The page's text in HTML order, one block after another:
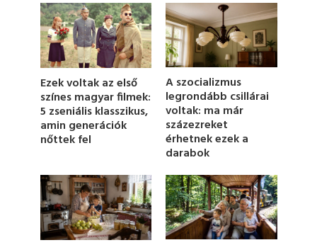
o
n
d
s
o
f
9
s
e
c
o
n
Ezek voltak az első
színes magyar filmek:
5 zseniális klasszikus,
amin generációk
nőttek fel
A szocializmus
legrondább csillárai
voltak: ma már
százezreket
érhetnek ezek a
darabok